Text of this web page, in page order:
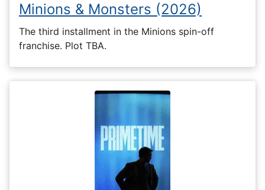
Minions & Monsters (2026)
The third installment in the Minions spin-off
franchise. Plot TBA.